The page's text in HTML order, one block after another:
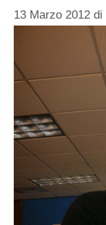
13 Marzo 2012 di